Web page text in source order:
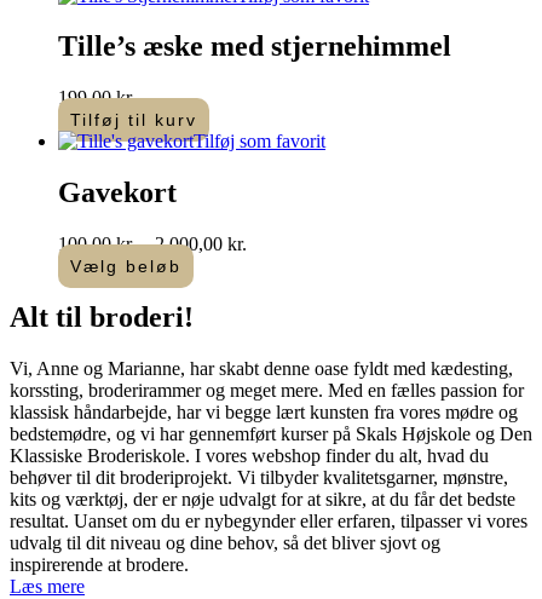
Tille’s æske med stjernehimmel
199,00kr.
Tilføj til kurv
Tilføj som favorit
Gavekort
100,00kr. – 2.000,00 kr.
Vælg beløb
Dette
vare
har
varianter.
Mulighederne
kan
vælges
på
varesiden
Alt til broderi!​
Vi, Anne og Marianne, har skabt denne oase fyldt med kædesting,
korssting, broderirammer og meget mere. Med en fælles passion for
klassisk håndarbejde, har vi begge lært kunsten fra vores mødre og
bedstemødre, og vi har gennemført kurser på Skals Højskole og Den
Klassiske Broderiskole. I vores webshop finder du alt, hvad du
behøver til dit broderiprojekt. Vi tilbyder kvalitetsgarner, mønstre,
kits og værktøj, der er nøje udvalgt for at sikre, at du får det bedste
resultat. Uanset om du er nybegynder eller erfaren, tilpasser vi vores
udvalg til dit niveau og dine behov, så det bliver sjovt og
inspirerende at brodere.
Læs mere